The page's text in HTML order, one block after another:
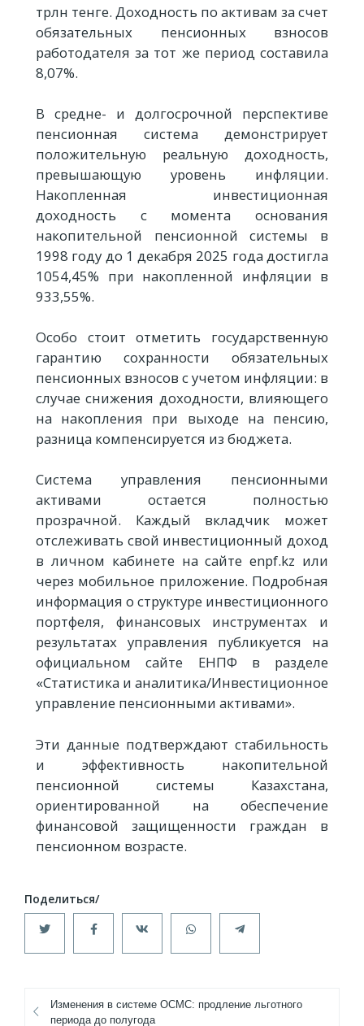
трлн тенге. Доходность по активам за счет
обязательных пенсионных взносов
работодателя за тот же период составила
8,07%.
В средне- и долгосрочной перспективе
пенсионная система демонстрирует
положительную реальную доходность,
превышающую уровень инфляции.
Накопленная инвестиционная
доходность с момента основания
накопительной пенсионной системы в
1998 году до 1 декабря 2025 года достигла
1054,45% при накопленной инфляции в
933,55%.
Особо стоит отметить государственную
гарантию сохранности обязательных
пенсионных взносов с учетом инфляции: в
случае снижения доходности, влияющего
на накопления при выходе на пенсию,
разница компенсируется из бюджета.
Система управления пенсионными
активами остается полностью
прозрачной. Каждый вкладчик может
отслеживать свой инвестиционный доход
в личном кабинете на сайте enpf.kz или
через мобильное приложение. Подробная
информация о структуре инвестиционного
портфеля, финансовых инструментах и
результатах управления публикуется на
официальном сайте ЕНПФ в разделе
«Статистика и аналитика/Инвестиционное
управление пенсионными активами».
Эти данные подтверждают стабильность
и эффективность накопительной
пенсионной системы Казахстана,
ориентированной на обеспечение
финансовой защищенности граждан в
пенсионном возрасте.
Изменения в системе ОСМС: продление льготного
периода до полугода